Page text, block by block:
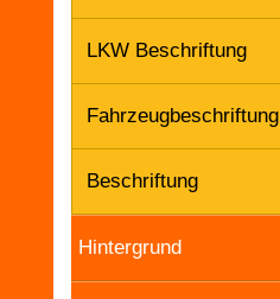
LKW Beschriftung
Fahrzeugbeschriftung
Beschriftung
Hintergrund